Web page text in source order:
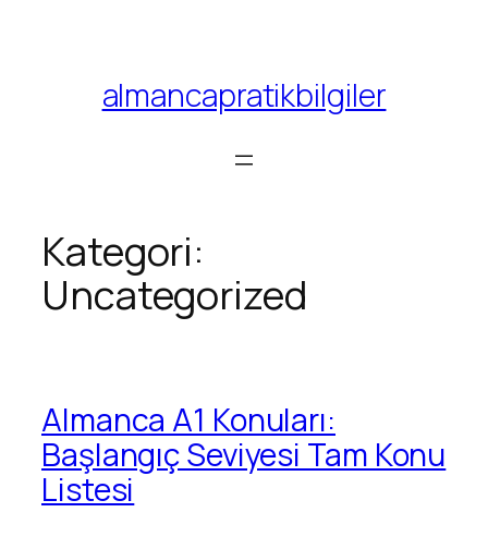
almancapratikbilgiler
Kategori:
Uncategorized
Almanca A1 Konuları:
Başlangıç Seviyesi Tam Konu
Listesi